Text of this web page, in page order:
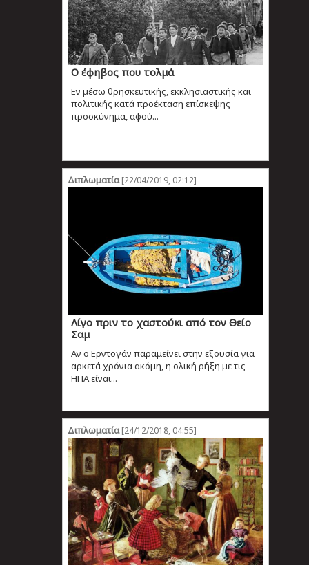
Ο έφηβος που τολμά
Εν μέσω θρησκευτικής, εκκλησιαστικής και
πολιτικής κατά προέκταση επίσκεψης
προσκύνημα, αφού...
Διπλωματία[22/04/2019, 02:12]
Λίγο πριν το χαστούκι από τον Θείο
Σαμ
Αν ο Ερντογάν παραμείνει στην εξουσία για
αρκετά χρόνια ακόμη, η ολική ρήξη με τις
ΗΠΑ είναι...
Διπλωματία[24/12/2018, 04:55]